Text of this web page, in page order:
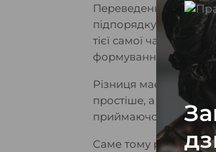
Переведення
підпорядкування. На
тієї самої частини,
формуваннями,
Різниця має
простіше, а
приймаючої частини
Саме тому рапорт не